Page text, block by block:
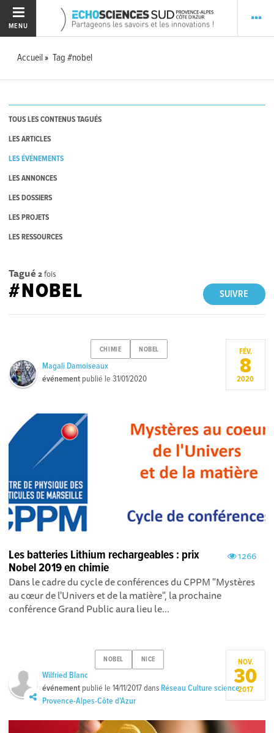
MENU
Accueil Tag #nobel
TOUS LES CONTENUS TAGUÉS
LES ARTICLES
LES ÉVÉNEMENTS
LES ANNONCES
LES DOSSIERS
LES PROJETS
LES RESSOURCES
Tagué 2fois
SUIVRE
#NOBEL
CHIMIE NOBEL
Magali Damoiseaux
événement publié le31/01/2020
FÉV.
8
2020
1266
Les batteries Lithium rechargeables : prix
Nobel 2019 en chimie
Dans le cadre du cycle de conférences du CPPM "Mystères
au cœur de l'Univers et de la matière", la prochaine
conférence Grand Public aura lieu le...
NOBEL NICE
Wilfried Blanc
événement publié le14/11/2017dans Réseau Culture science
Provence-Alpes-Côte d'Azur
NOV.
30
2017